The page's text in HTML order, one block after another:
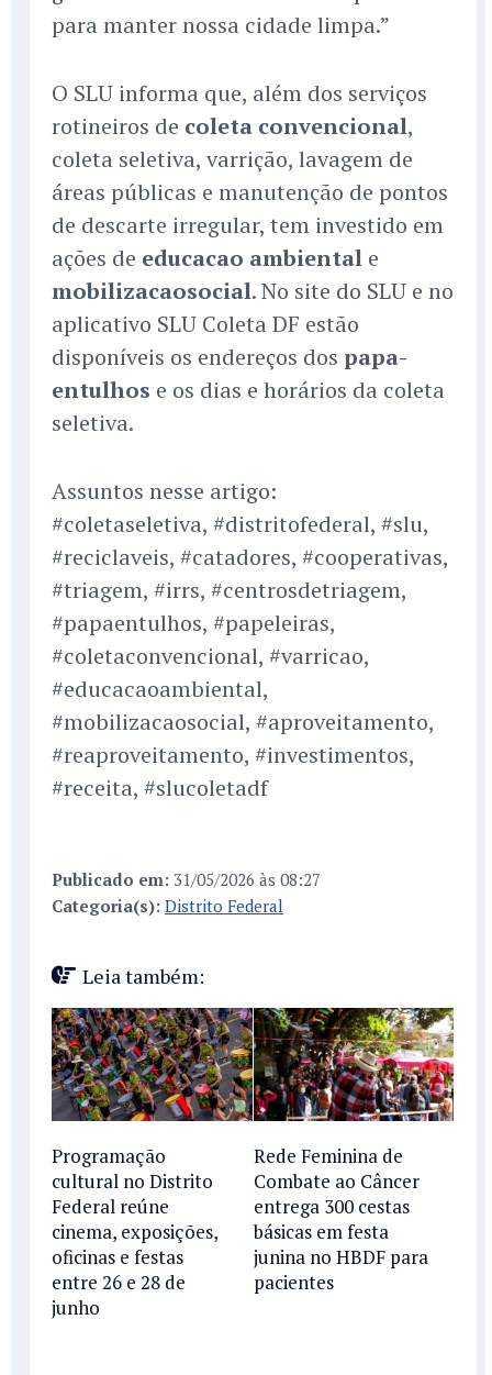
para manter nossa cidade limpa.”
O SLU informa que, além dos serviços
rotineiros de coleta convencional,
coleta seletiva, varrição, lavagem de
áreas públicas e manutenção de pontos
de descarte irregular, tem investido em
ações de educacao ambiental e
mobilizacaosocial. No site do SLU e no
aplicativo SLU Coleta DF estão
disponíveis os endereços dos papa-
entulhos e os dias e horários da coleta
seletiva.
Assuntos nesse artigo:
#coletaseletiva, #distritofederal, #slu,
#reciclaveis, #catadores, #cooperativas,
#triagem, #irrs, #centrosdetriagem,
#papaentulhos, #papeleiras,
#coletaconvencional, #varricao,
#educacaoambiental,
#mobilizacaosocial, #aproveitamento,
#reaproveitamento, #investimentos,
#receita, #slucoletadf
Publicado em: 31/05/2026 às 08:27
Categoria(s): Distrito Federal
Leia também:
Programação
cultural no Distrito
Federal reúne
cinema, exposições,
oficinas e festas
entre 26 e 28 de
junho
Rede Feminina de
Combate ao Câncer
entrega 300 cestas
básicas em festa
junina no HBDF para
pacientes